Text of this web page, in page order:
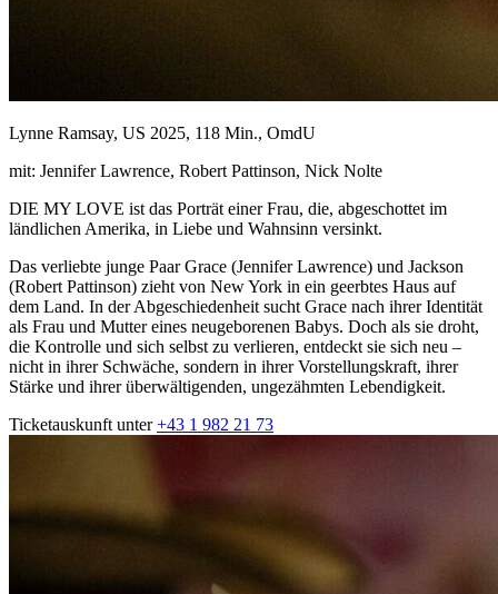
Lynne Ramsay, US 2025, 118 Min., OmdU
mit: Jennifer Lawrence, Robert Pattinson, Nick Nolte
DIE MY LOVE ist das Porträt einer Frau, die, abgeschottet im
ländlichen Amerika, in Liebe und Wahnsinn versinkt.
Das verliebte junge Paar Grace (Jennifer Lawrence) und Jackson
(Robert Pattinson) zieht von New York in ein geerbtes Haus auf
dem Land. In der Abgeschiedenheit sucht Grace nach ihrer Identität
als Frau und Mutter eines neugeborenen Babys. Doch als sie droht,
die Kontrolle und sich selbst zu verlieren, entdeckt sie sich neu –
nicht in ihrer Schwäche, sondern in ihrer Vorstellungskraft, ihrer
Stärke und ihrer überwältigenden, ungezähmten Lebendigkeit.
Ticketauskunft unter+43 1 982 21 73